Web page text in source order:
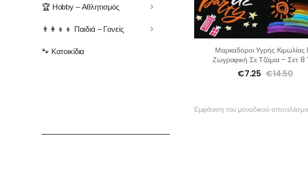
🏆 Hobby – Αθλητισμός
👨‍👩‍👦‍👦 Παιδιά – Γονείς
🐾 Κατοικίδια
Μαρκαδόροι Υγρής Κιμωλίας
Ζωγραφική Σε Τζάμια – Σετ 8
€7.25 €14.50
Εμφάνιση του μοναδικού